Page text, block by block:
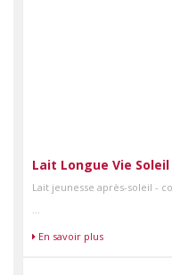
Lait Longue Vie Soleil
Lait jeunesse après-soleil -
...
En savoir plus